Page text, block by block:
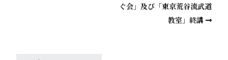
ぐ会」及び「東京荒谷流武道
教室」終講